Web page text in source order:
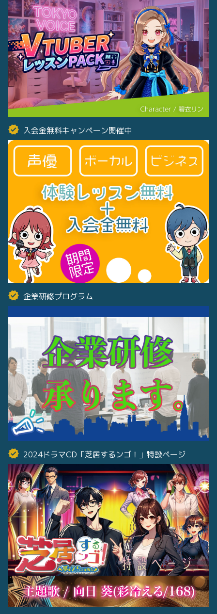
入会金無料キャンペーン開催中
企業研修プログラム
2024ドラマCD「芝居するンゴ！」特設ページ